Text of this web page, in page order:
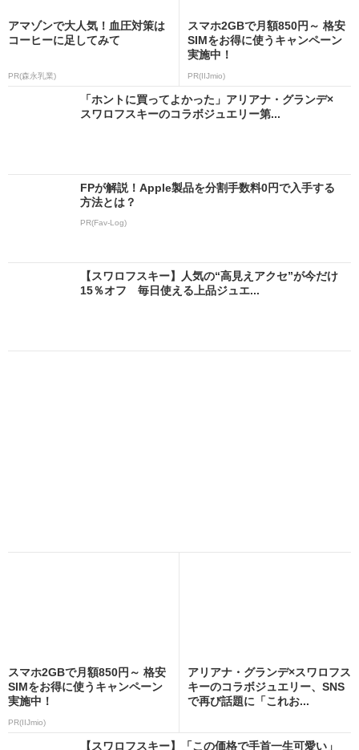
アマゾンで大人気！血圧対策は
コーヒーに足してみて
PR(森永乳業)
スマホ2GBで月額850円～ 格安
SIMをお得に使うキャンペーン
実施中！
PR(IIJmio)
「ホントに買ってよかった」アリアナ・グランデ×
スワロフスキーのコラボジュエリー第...
FPが解説！Apple製品を分割手数料0円で入手する
方法とは？
PR(Fav-Log)
【スワロフスキー】人気の“高見えアクセ”が今だけ
15％オフ 毎日使える上品ジュエ...
スマホ2GBで月額850円～ 格安
SIMをお得に使うキャンペーン
実施中！
PR(IIJmio)
アリアナ・グランデ×スワロフス
キーのコラボジュエリー、SNS
で再び話題に「これお...
【スワロフスキー】「この価格で手首一生可愛い」